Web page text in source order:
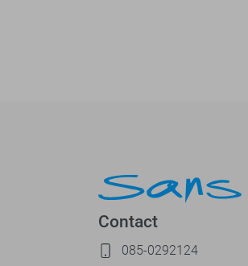
Contact
085-0292124